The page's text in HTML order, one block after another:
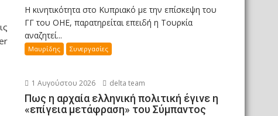
Η κινητικότητα στο Κυπριακό με την επίσκεψη του
ΓΓ του ΟΗΕ, παρατηρείται επειδή η Τουρκία
αναζητεί...
Μαυρίδης Συνεργασίες
1 Αυγούστου 2026 delta team
Πως η αρχαία ελληνική πολιτική έγινε η
«επίγεια μετάφραση» του Σύμπαντος